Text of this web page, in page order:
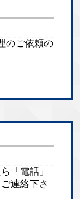
のご依頼の
「電話」
連絡下さ